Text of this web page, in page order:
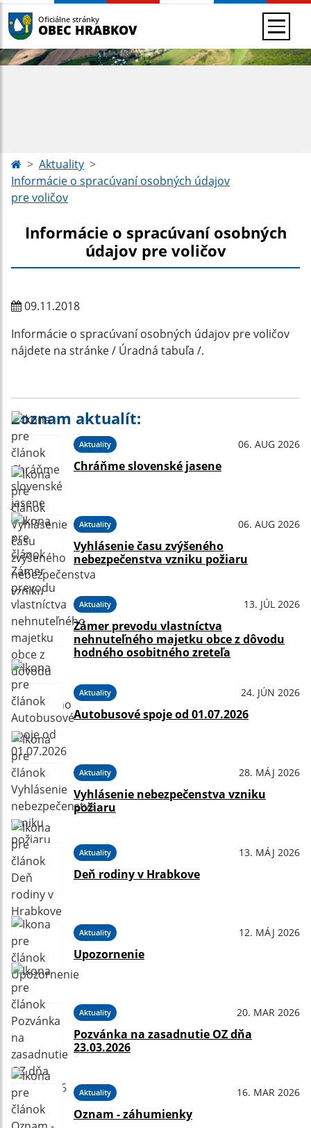
Oficiálne stránky
OBEC HRABKOV
Aktuality
Informácie o spracúvaní osobných údajov
pre voličov
Informácie o spracúvaní osobných
údajov pre voličov
09.11.2018
Informácie o spracúvaní osobných údajov pre voličov
nájdete na stránke / Úradná tabuľa /.
Zoznam aktualít:
Aktuality 06. AUG 2026
Chráňme slovenské jasene
Aktuality 06. AUG 2026
Vyhlásenie času zvýšeného
nebezpečenstva vzniku požiaru
Aktuality 13. JÚL 2026
Zámer prevodu vlastníctva
nehnuteľného majetku obce z dôvodu
hodného osobitného zreteľa
Aktuality 24. JÚN 2026
Autobusové spoje od 01.07.2026
Aktuality 28. MÁJ 2026
Vyhlásenie nebezpečenstva vzniku
požiaru
Aktuality 13. MÁJ 2026
Deň rodiny v Hrabkove
Aktuality 12. MÁJ 2026
Upozornenie
Aktuality 20. MAR 2026
Pozvánka na zasadnutie OZ dňa
23.03.2026
Aktuality 16. MAR 2026
Oznam - záhumienky